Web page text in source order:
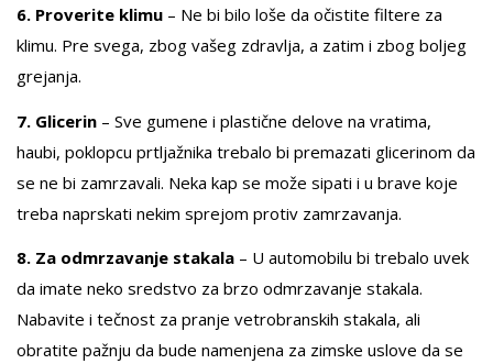
6. Proverite klimu – Ne bi bilo loše da očistite filtere za
klimu. Pre svega, zbog vašeg zdravlja, a zatim i zbog boljeg
grejanja.
7. Glicerin – Sve gumene i plastične delove na vratima,
haubi, poklopcu prtljažnika trebalo bi premazati glicerinom da
se ne bi zamrzavali. Neka kap se može sipati i u brave koje
treba naprskati nekim sprejom protiv zamrzavanja.
8. Za odmrzavanje stakala – U automobilu bi trebalo uvek
da imate neko sredstvo za brzo odmrzavanje stakala.
Nabavite i tečnost za pranje vetrobranskih stakala, ali
obratite pažnju da bude namenjena za zimske uslove da se